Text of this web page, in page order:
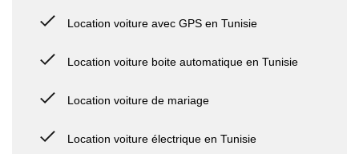
Location voiture avec GPS en Tunisie
Location voiture boite automatique en Tunisie
Location voiture de mariage
Location voiture électrique en Tunisie